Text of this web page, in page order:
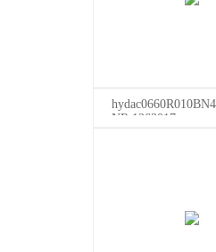
NR.1263017